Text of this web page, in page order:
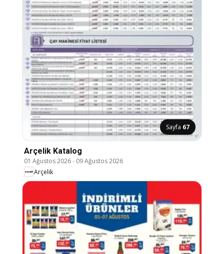
Sayfa 67
Arçelik Katalog
01 Ağustos 2026- 09 Ağustos 2026
Arçelik